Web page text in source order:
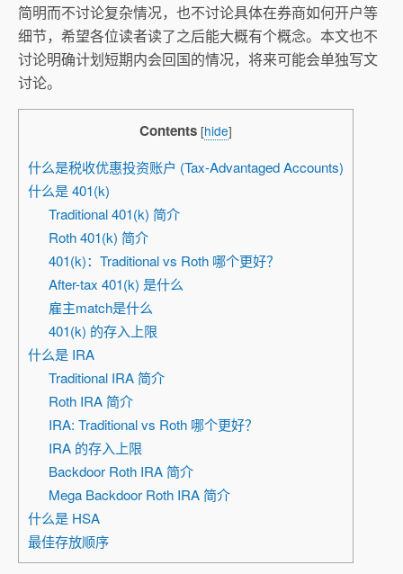
简明而不讨论复杂情况，也不讨论具体在券商如何开户等
细节，希望各位读者读了之后能大概有个概念。本文也不
讨论明确计划短期内会回国的情况，将来可能会单独写文
讨论。
Contents [hide]
什么是税收优惠投资账户 (Tax-Advantaged Accounts)
什么是 401(k)
Traditional 401(k) 简介
Roth 401(k) 简介
401(k)：Traditional vs Roth 哪个更好？
After-tax 401(k) 是什么
雇主match是什么
401(k) 的存入上限
什么是 IRA
Traditional IRA 简介
Roth IRA 简介
IRA: Traditional vs Roth 哪个更好？
IRA 的存入上限
Backdoor Roth IRA 简介
Mega Backdoor Roth IRA 简介
什么是 HSA
最佳存放顺序